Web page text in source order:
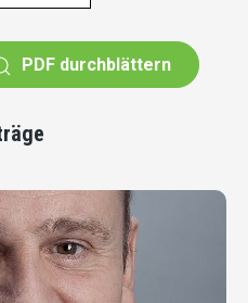
PDF durchblättern